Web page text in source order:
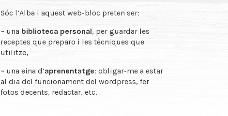
Sóc l’Alba i aquest web-bloc preten ser:
~ una biblioteca personal, per guardar les
receptes que preparo i les tècniques que
utilitzo,
~ una eina d’aprenentatge: obligar-me a estar
al dia del funcionament del wordpress, fer
fotos decents, redactar, etc.